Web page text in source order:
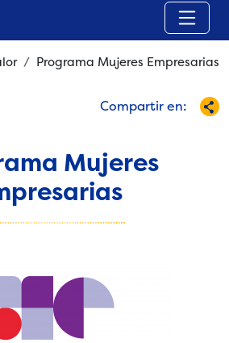
Programa Mujeres Empresarias
Compartir en:
Mujeres